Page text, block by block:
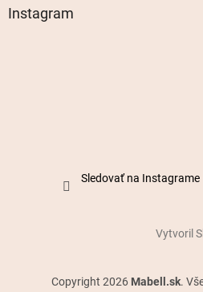
Instagram
Sledovať na Instagrame
Vytvoril
Copyright 2026 Mabell.sk.